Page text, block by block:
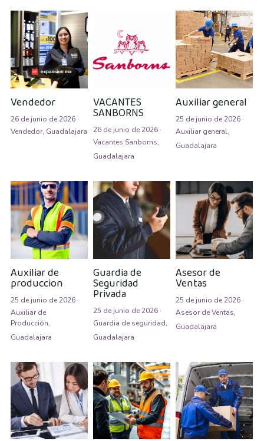
Asesor de credito
asesor de ventas
Asesor de ventas
Asesor de Venta y Gerente de Sucursal
ASESOR INMOBILIARIO
Auditor
Auditor de calidad
Auxiliar administrativo
AUXILIAR ADMINISTRATIVO CONTABLE
Auxiliar Contable
Auxiliar de almacén
Auxiliar de Almacén
Auxiliar de Caja General
Vendedor
26 de junio de 2026·
Vendedor, Guadalajara
VACANTES
SANBORNS
26 de junio de 2026·
Vacantes Sanborns,
Guadalajara
Auxiliar general
25 de junio de 2026·
Auxiliar general,
Guadalajara
Auxiliar de
produccion
25 de junio de 2026·
Auxiliar de
Producción,
Guadalajara
Guardia de
Seguridad
Privada
25 de junio de 2026·
Guardia de seguridad,
Guadalajara
Asesor de
Ventas
25 de junio de 2026·
Asesor de Ventas,
Guadalajara